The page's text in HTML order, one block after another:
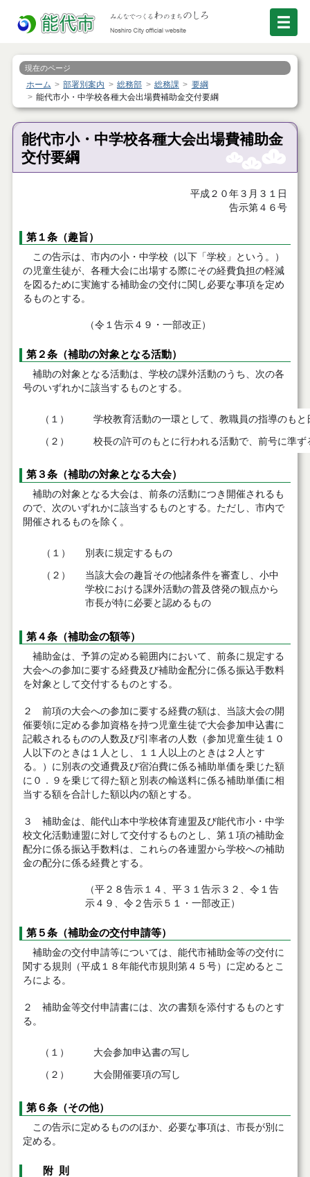
現在のページ
ホーム 部署別案内 総務部 総務課
要綱
能代市小・中学校各種大会出場費補助金交付要綱
能代市小・中学校各種大会出場費補助金
交付要綱
平成２０年３月３１日
告示第４６号
第１条（趣旨）
この告示は、市内の小・中学校（以下「学校」という。）
の児童生徒が、各種大会に出場する際にその経費負担の軽減
を図るために実施する補助金の交付に関し必要な事項を定め
るものとする。
（令１告示４９・一部改正）
第２条（補助の対象となる活動）
補助の対象となる活動は、学校の課外活動のうち、次の各
号のいずれかに該当するものとする。
（１） 学校教育活動の一環として、教職員の指導のもと
（２） 校長の許可のもとに行われる活動で、前号に準ず
第３条（補助の対象となる大会）
補助の対象となる大会は、前条の活動につき開催されるも
ので、次のいずれかに該当するものとする。ただし、市内で
開催されるものを除く。
（１） 別表に規定するもの
（２）
当該大会の趣旨その他諸条件を審査し、小中
学校における課外活動の普及啓発の観点から
市長が特に必要と認めるもの
第４条（補助金の額等）
補助金は、予算の定める範囲内において、前条に規定する
大会への参加に要する経費及び補助金配分に係る振込手数料
を対象として交付するものとする。
２ 前項の大会への参加に要する経費の額は、当該大会の開
催要領に定める参加資格を持つ児童生徒で大会参加申込書に
記載されるものの人数及び引率者の人数（参加児童生徒１０
人以下のときは１人とし、１１人以上のときは２人とす
る。）に別表の交通費及び宿泊費に係る補助単価を乗じた額
に０．９を乗じて得た額と別表の輸送料に係る補助単価に相
当する額を合計した額以内の額とする。
３ 補助金は、能代山本中学校体育連盟及び能代市小・中学
校文化活動連盟に対して交付するものとし、第１項の補助金
配分に係る振込手数料は、これらの各連盟から学校への補助
金の配分に係る経費とする。
（平２８告示１４、平３１告示３２、令１告
示４９、令２告示５１・一部改正）
第５条（補助金の交付申請等）
補助金の交付申請等については、能代市補助金等の交付に
関する規則（平成１８年能代市規則第４５号）に定めるとこ
ろによる。
２ 補助金等交付申請書には、次の書類を添付するものとす
る。
（１） 大会参加申込書の写し
（２） 大会開催要項の写し
第６条（その他）
この告示に定めるもののほか、必要な事項は、市長が別に
定める。
附 則